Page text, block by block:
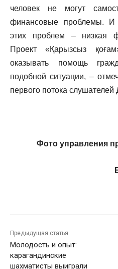
человек не могут
финансовые проблемы. И
этих проблем – низкая
Проект «Қарызсыз
оказывать помощь
подобной ситуации, –
первого потока
Фото управления
Предыдущая статья
Молодость и опыт:
карагандинские
шахматисты выиграли